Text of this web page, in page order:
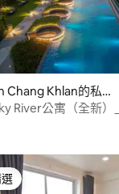
的平均評分（滿分
Chang Khlan的私有
River公寓（全新）